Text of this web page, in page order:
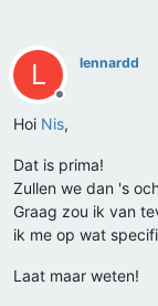
L
Offline
lennardd
Hoi Nis,
Dat is prima!
Zullen we dan 's
Graag zou ik van
ik me op wat
Laat maar weten!